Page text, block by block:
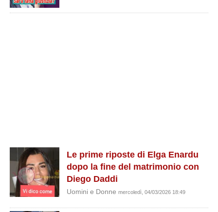
Le prime riposte di Elga Enardu
dopo la fine del matrimonio con
Diego Daddi
Uomini e Donne mercoledì, 04/03/2026 18:49